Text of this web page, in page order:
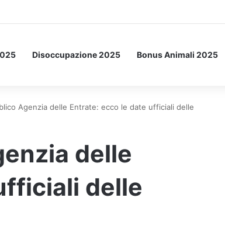
spaziale.
Disoccupazione 2025 Bonus Animali 2025
Agenzia delle Entrate: ecco le date ufficiali delle
delle
delle